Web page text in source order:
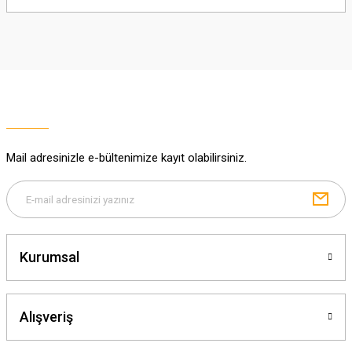
yetersiz gördüğünüz noktaları öneri formunu kullanarak tarafımıza
Bu ürüne benzer farklı alternatifler olmalı.
Mail adresinizle e-bültenimize kayıt olabilirsiniz.
Kurumsal
Alışveriş